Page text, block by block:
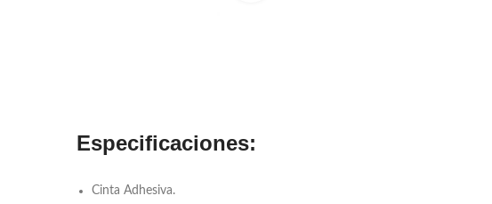
Especificaciones:
Cinta Adhesiva.